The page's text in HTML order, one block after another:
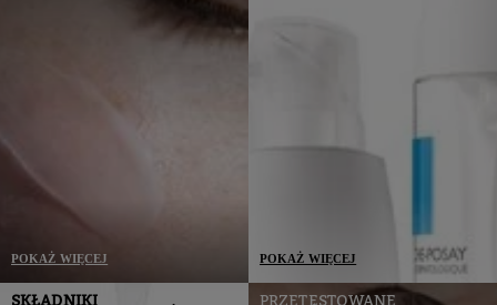
POKAŻ WIĘCEJ
Nieustannie zbieramy
POKAŻ WIĘCEJ
Zabezpieczające opakowania,
SKŁADNIKI PRZETESTOWANE